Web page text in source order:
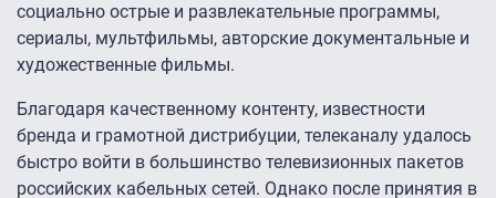
социально острые и развлекательные программы,
сериалы, мультфильмы, авторские документальные и
художественные фильмы.
Благодаря качественному контенту, известности
бренда и грамотной дистрибуции, телеканалу удалось
быстро войти в большинство телевизионных пакетов
российских кабельных сетей. Однако после принятия в